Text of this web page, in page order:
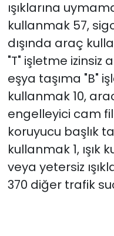
ışıklarına
kullanmak 57,
dışında araç
"T" işletme izinsiz
eşya taşıma "B"
kullanmak 10,
engelleyici cam
koruyucu başlık
kullanmak 1, ışık
veya yetersiz
370 diğer trafik